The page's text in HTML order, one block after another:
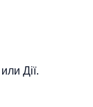
Дії.